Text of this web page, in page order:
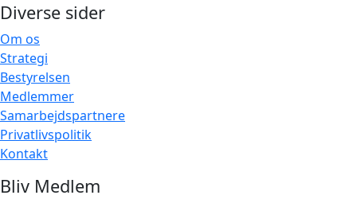
Diverse sider
Om os
Strategi
Bestyrelsen
Medlemmer
Samarbejdspartnere
Privatlivspolitik
Kontakt
Bliv Medlem